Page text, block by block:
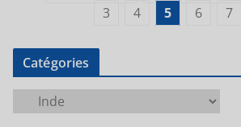
3
4 5 6 7
Catégories
a